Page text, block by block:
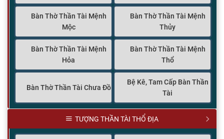
Bàn Thờ Thần Tài Mệnh
Mộc
Bàn Thờ Thần Tài Mệnh
Thủy
Bàn Thờ Thần Tài Mệnh
Hỏa
Bàn Thờ Thần Tài Mệnh
Thổ
Bàn Thờ Thần Tài Chưa Đồ
Bệ Kê, Tam Cấp Bàn Thần
Tài
TƯỢNG THẦN TÀI THỔ ĐỊA